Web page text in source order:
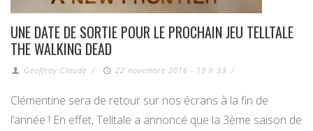
UNE DATE DE SORTIE POUR LE PROCHAIN JEU TELLTALE
THE WALKING DEAD
Geoffroy Claude / 22 novembre 2016 - 19 h 33 /
Clémentine sera de retour sur nos écrans à la fin de
l’année ! En effet, Telltale a annoncé que la 3ème saison de